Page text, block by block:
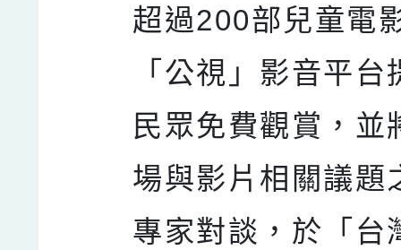
超過200部兒童電
「公視」影音平
民眾免費觀賞，並
場與影片相關議題
專家對談，於「台